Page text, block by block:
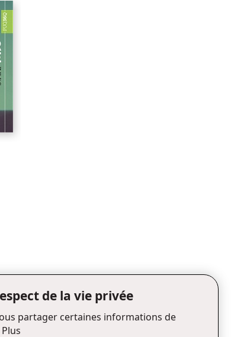
de la vie privée
partager certaines informations de
Plus